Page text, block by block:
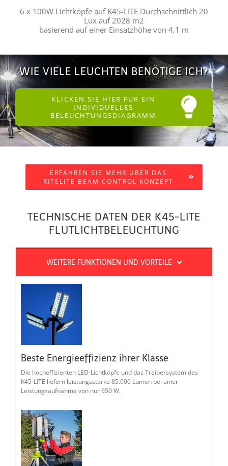
6 x 100W Lichtköpfe auf K45-LITE Durchschnittlich 20
Lux auf 2028 m2
basierend auf einer Einsatzhöhe von 4,1 m
WIE VIELE LEUCHTEN BENÖTIGE ICH?
KLICKEN SIE HIER FÜR EIN
INDIVIDUELLES
BELEUCHTUNGSDIAGRAMM
ERFAHREN SIE MEHR ÜBER DAS
RITELITE BEAM CONTROL KONZEPT
TECHNISCHE DATEN DER K45-LITE
FLUTLICHTBELEUCHTUNG
WEITERE FUNKTIONEN UND VORTEILE
Beste Energieeffizienz ihrer Klasse
Die hocheffizienten LED-Lichtköpfe und das Treibersystem des
K45-LITE liefern leistungsstarke 85.000 Lumen bei einer
Leistungsaufnahme von nur 650 W.